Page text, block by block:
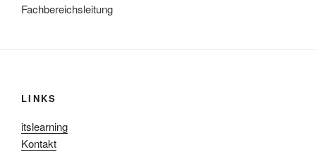
Fachbereichsleitung
LINKS
itslearning
Kontakt